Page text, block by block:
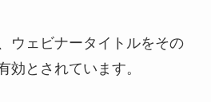
ウェビナータイトルをその
効とされています。